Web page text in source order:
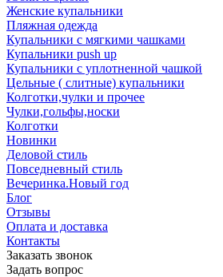
Женские купальники
Пляжная одежда
Купальники с мягкими чашками
Купальники push up
Купальники с уплотненной чашкой
Цельные ( слитные) купальники
Колготки,чулки и прочее
Чулки,гольфы,носки
Колготки
Новинки
Деловой стиль
Повседневный стиль
Вечеринка.Новый год
Блог
Отзывы
Оплата и доставка
Контакты
Заказать звонок
Задать вопрос